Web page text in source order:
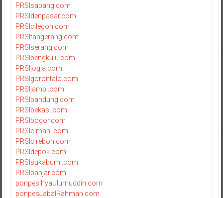
PRSIsabang.com
PRSIdenpasar.com
PRSIcilegon.com
PRSItangerang.com
PRSIserang.com
PRSIbengkulu.com
PRSIjogja.com
PRSIgorontalo.com
PRSIjambi.com
PRSIbandung.com
PRSIbekasi.com
PRSIbogor.com
PRSIcimahi.com
PRSIcirebon.com
PRSIdepok.com
PRSIsukabumi.com
PRSIbanjar.com
ponpesIhyaUlumuddin.com
ponpesJabalRahmah.com